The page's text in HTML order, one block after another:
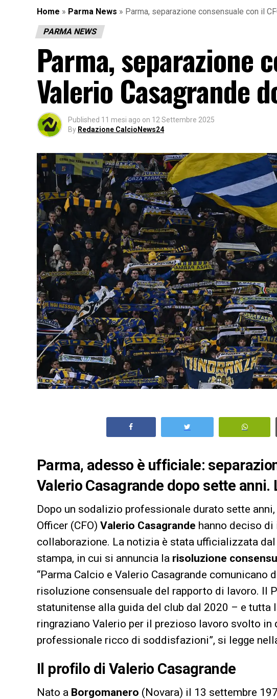
Home » Parma News » Parma, separazione consensuale con il
PARMA NEWS
Parma, separazione
Valerio Casagrande
Published 11 mesi ago on 12 Settembre 2025
By Redazione CalcioNews24
Parma, adesso è ufficiale:
Valerio Casagrande dopo sette anni.
Dopo un sodalizio professionale durato sette
Officer (CFO) Valerio Casagrande hanno deciso
collaborazione. La notizia è stata ufficializzata
stampa, in cui si annuncia la risoluzione
“Parma Calcio e Valerio Casagrande comunicano
risoluzione consensuale del rapporto di lavoro. Il
statunitense alla guida del club dal 2020 – e tutta
ringraziano Valerio per il prezioso lavoro svolto in
professionale ricco di soddisfazioni”, si legge
Il profilo di Valerio Casagrande
Nato a Borgomanero (Novara) il 13 settembre